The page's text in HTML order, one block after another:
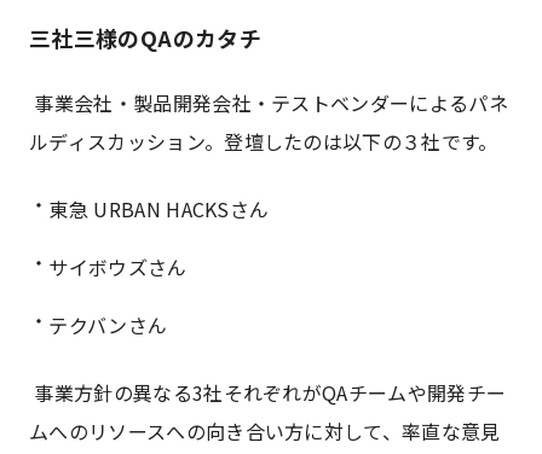
三社三様のQAのカタチ
事業会社・製品開発会社・テストベンダーによるパネ
ルディスカッション。登壇したのは以下の３社です。
東急 URBAN HACKSさん
サイボウズさん
テクバンさん
事業方針の異なる3社それぞれがQAチームや開発チー
ムへのリソースへの向き合い方に対して、率直な意見